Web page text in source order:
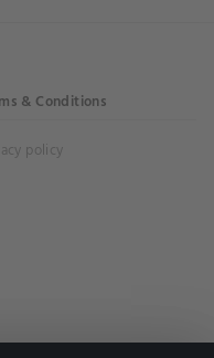
& Conditions
policy